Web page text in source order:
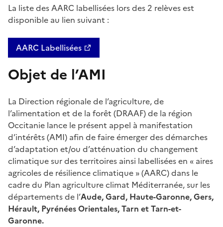
La liste des AARC labellisées lors des 2 relèves est
disponible au lien suivant :
AARC Labellisées
Objet de l’AMI
La Direction régionale de l’agriculture, de
l’alimentation et de la forêt (DRAAF) de la région
Occitanie lance le présent appel à manifestation
d’intérêts (AMI) afin de faire émerger des démarches
d’adaptation et/ou d’atténuation du changement
climatique sur des territoires ainsi labellisées en « aires
agricoles de résilience climatique » (AARC) dans le
cadre du Plan agriculture climat Méditerranée, sur les
départements de l’Aude, Gard, Haute-Garonne, Gers,
Hérault, Pyrénées Orientales, Tarn et Tarn-et-
Garonne.